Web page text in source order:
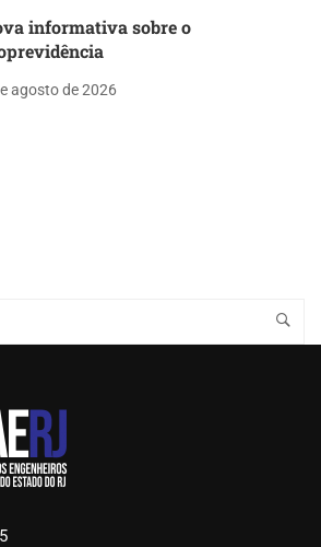
informativa sobre o
agosto de 2026